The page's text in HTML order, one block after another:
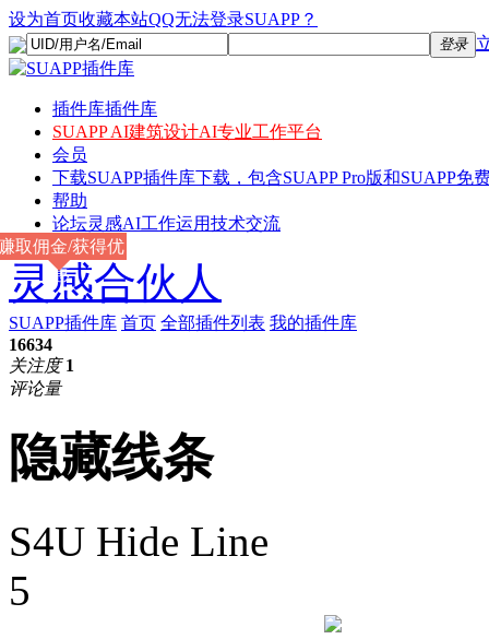
设为首页收藏本站QQ无法登录SUAPP？
登录
插件库插件库
SUAPP AI建筑设计AI专业工作平台
会员
下载SUAPP插件库下载，包含SUAPP Pro版和SUAPP免
帮助
论坛灵感AI工作运用技术交流
灵感合伙人
取佣金/获得优
惠
SUAPP插件库 首页 全部插件列表 我的插件库
16634
关注度 1
评论量
隐藏线条
S4U Hide Line
5